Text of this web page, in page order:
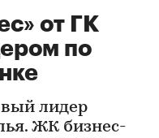
от ГК
по
лидер
ЖК бизнес-